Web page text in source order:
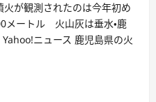
が観測されたのは今年初め
ートル 火山灰は垂水・鹿
ニュース 鹿児島県の火